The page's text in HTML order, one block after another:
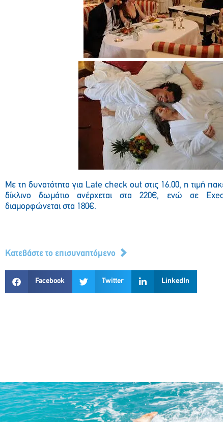
Με τη δυνατότητα για Late check out στις 16.00, η τιμή
δίκλινο δωμάτιο ανέρχεται στα 220€, ενώ σε
διαμορφώνεται στα 180€.
Κατεβάστε το επισυναπτόμενο
Facebook Twitter LinkedIn